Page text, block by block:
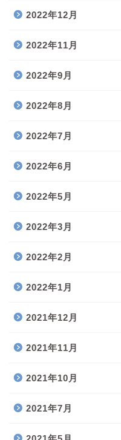
2022年12月
2022年11月
2022年9月
2022年8月
2022年7月
2022年6月
2022年5月
2022年3月
2022年2月
2022年1月
2021年12月
2021年11月
2021年10月
2021年7月